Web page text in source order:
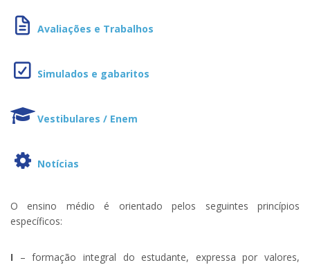
Avaliações e Trabalhos
Simulados e gabaritos
Vestibulares / Enem
Notícias
O ensino médio é orientado pelos seguintes princípios
específicos:
I – formação integral do estudante, expressa por valores,